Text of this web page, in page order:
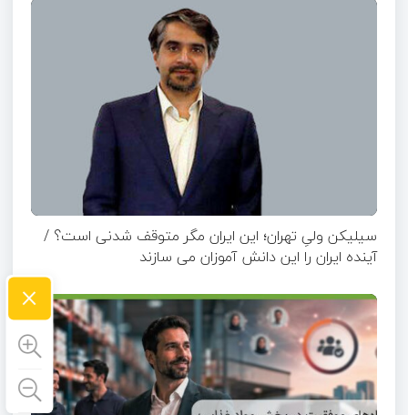
سیلیکن ولیِ تهران؛ این ایران مگر متوقف شدنی است؟ /
آینده ایران را این دانش آموزان می سازند
×